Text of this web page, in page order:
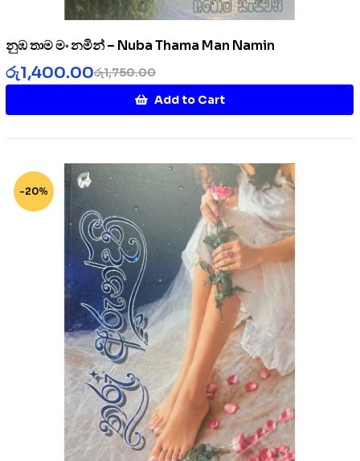
නුඹ තාම මං නමින් – Nuba Thama Man Namin
රු1,750.00
රු1,400.00
Add to Cart
-20%